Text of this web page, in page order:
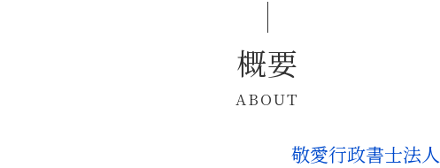
概要
ABOUT
敬愛行政書士法人